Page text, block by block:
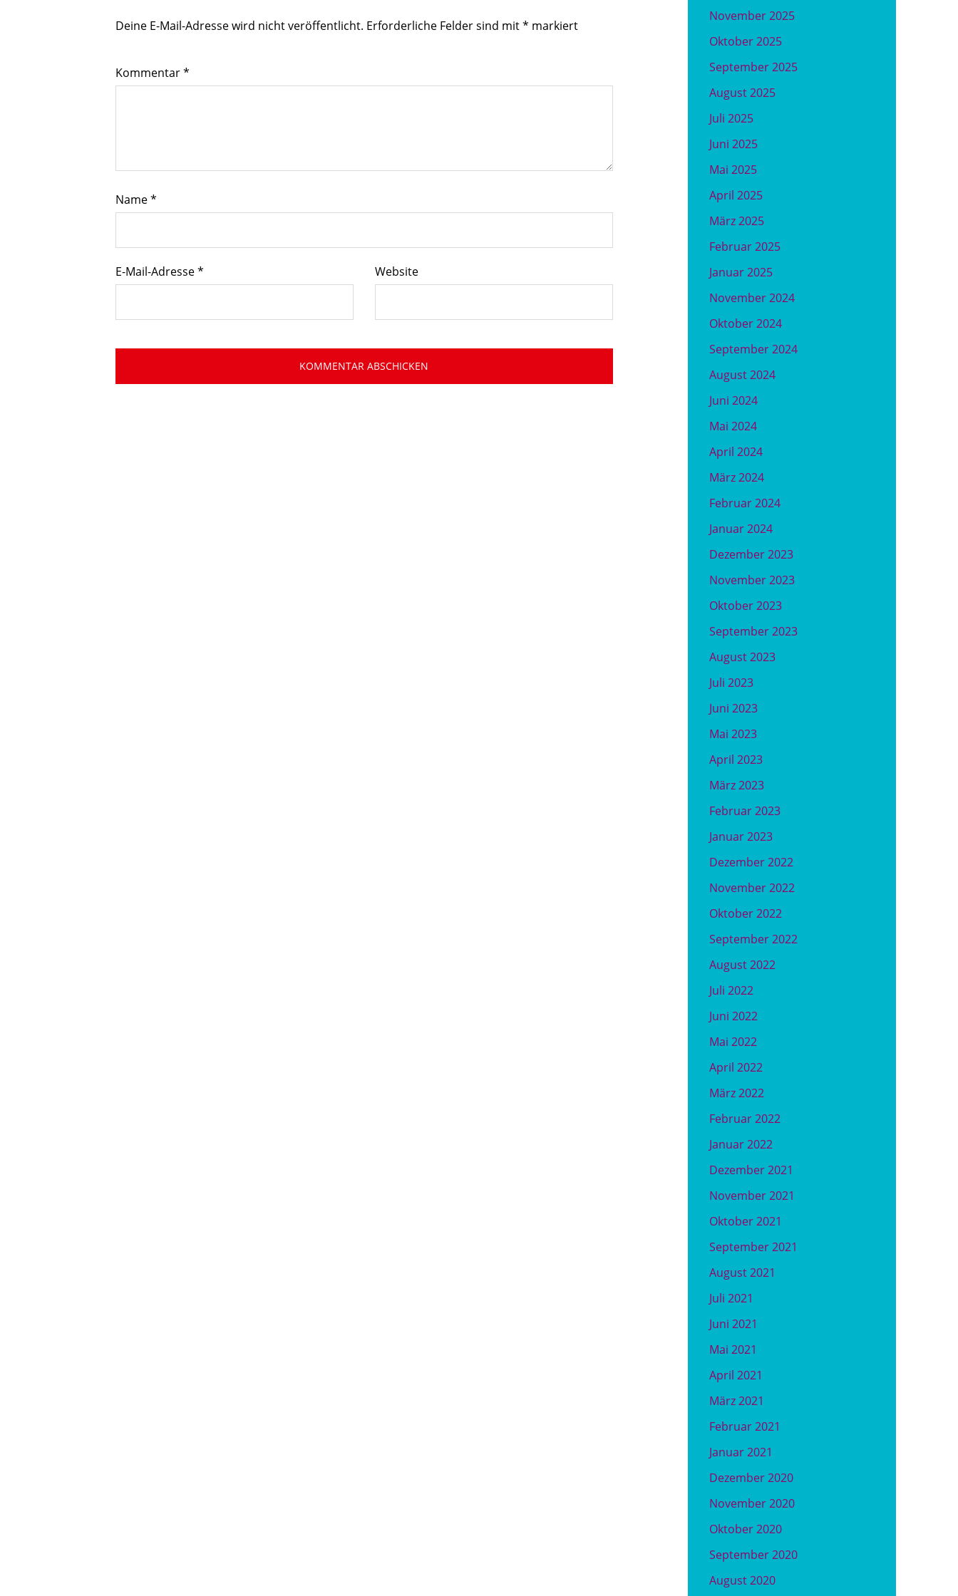
Deine E-Mail-Adresse wird nicht veröffentlicht. Erforderliche Felder sind mit* markiert
Kommentar*
Name*
E-Mail-Adresse* Website
November 2025
Oktober 2025
September 2025
August 2025
Juli 2025
Juni 2025
Mai 2025
April 2025
März 2025
Februar 2025
Januar 2025
November 2024
Oktober 2024
September 2024
August 2024
Juni 2024
Mai 2024
April 2024
März 2024
Februar 2024
Januar 2024
Dezember 2023
November 2023
Oktober 2023
September 2023
August 2023
Juli 2023
Juni 2023
Mai 2023
April 2023
März 2023
Februar 2023
Januar 2023
Dezember 2022
November 2022
Oktober 2022
September 2022
August 2022
Juli 2022
Juni 2022
Mai 2022
April 2022
März 2022
Februar 2022
Januar 2022
Dezember 2021
November 2021
Oktober 2021
September 2021
August 2021
Juli 2021
Juni 2021
Mai 2021
April 2021
März 2021
Februar 2021
Januar 2021
Dezember 2020
November 2020
Oktober 2020
September 2020
August 2020